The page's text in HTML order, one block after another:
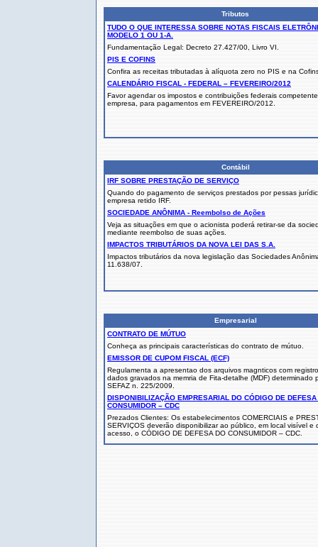
Tributos
TUDO O QUE INTERESSA SOBRE NOTAS FISCAIS
MODELO 1 OU 1-A.
Fundamentação Legal: Decreto 27.427/00, Livro VI.
PIS E COFINS
Confira as receitas tributadas à alíquota zero no PIS e na
CALENDÁRIO FISCAL - FEDERAL – FEVEREIRO/2012
Favor agendar os impostos e contribuições federais
empresa, para pagamentos em FEVEREIRO/2012.
Contábil
IRF SOBRE PRESTAÇÃO DE SERVIÇO
Quando do pagamento de serviços prestados por pessas
empresa retido IRF.
SOCIEDADE ANÔNIMA - Reembolso de Ações
Veja as situações em que o acionista poderá retirar-se da
mediante reembolso de suas ações.
IMPACTOS TRIBUTÁRIOS DA NOVA LEI DAS S.A.
Impactos tributários da nova legislação das Sociedades
11.638/07.
Empresarial
CONTRATO DE MÚTUO
Conheça as principais características do contrato de mútuo.
EMISSOR DE CUPOM FISCAL (ECF)
Regulamenta a apresentao dos arquivos magnticos com
dados gravados na memria de Fita-detalhe (MDF) determinado
SEFAZ n. 225/2009.
DISPONIBILIZAÇÃO EMPRESARIAL DO CÓDIGO DE DEFESA
CONSUMIDOR – CDC
Prezados Clientes: Os estabelecimentos COMERCIAIS e
SERVIÇOS deverão disponibilizar ao público, em local visível e
acesso, o CÓDIGO DE DEFESA DO CONSUMIDOR – CDC.